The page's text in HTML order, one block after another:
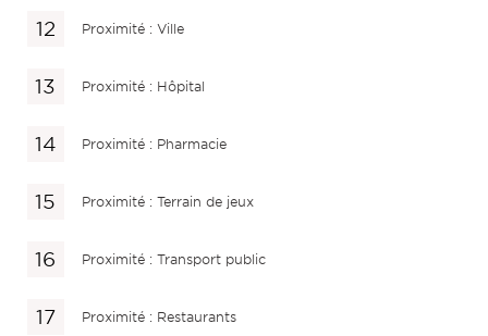
Proximité : Ville
Proximité : Hôpital
Proximité : Pharmacie
Proximité : Terrain de jeux
Proximité : Transport public
Proximité : Restaurants